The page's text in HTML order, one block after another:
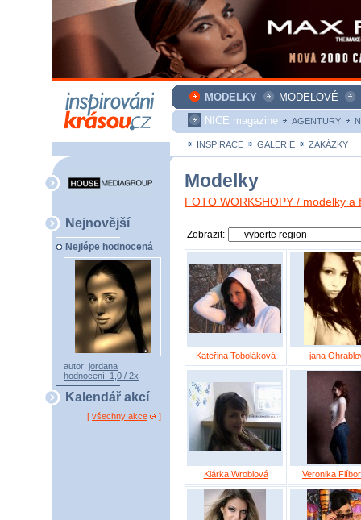
MODELKY MODELOVÉ
NICE magazine
AGENTURY
INSPIRACE GALERIE ZAKÁZKY
Nejnovější
Nejlépe hodnocená
autor: jordana
hodnocení: 1,0 / 2x
Kalendář akcí
[ všechny akce ]
Modelky
FOTO WORKSHOPY / modelky
Zobrazit:
Kateřina Toboláková jana
Klárka Wroblová Veronika